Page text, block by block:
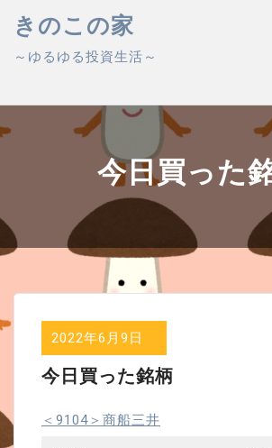
content
きのこの家
～ゆるゆる投資生活～
今日買った
2022年6月9日
今日買った銘柄
＜9104＞商船三井